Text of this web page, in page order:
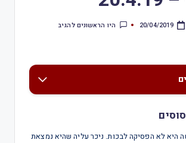
20/04/2019
היו הראשונים להגיב
היא לא הפסיקה לבכות. ניכר עליה שהיא נמצאת